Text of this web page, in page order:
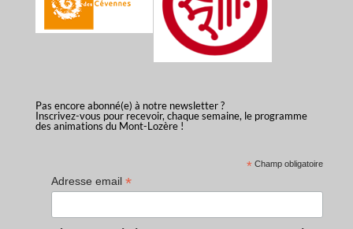
Pas encore abonné(e) à notre newsletter ?
Inscrivez-vous pour recevoir, chaque semaine, le programme
des animations du Mont-Lozère !
* Champ obligatoire
Adresse email *